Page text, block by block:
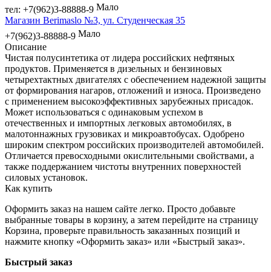
тел: +7(962)3-88888-9 Мало
Магазин Berimaslo №3, ул. Студенческая 35
+7(962)3-88888-9 Мало
Описание
Чистая полусинтетика от лидера российских нефтяных
продуктов. Применяется в дизельных и бензиновых
четырехтактных двигателях с обеспечением надежной защиты
от формирования нагаров, отложений и износа. Произведено
с применением высокоэффективных зарубежных присадок.
Может использоваться с одинаковым успехом в
отечественных и импортных легковых автомобилях, в
малотоннажных грузовиках и микроавтобусах. Одобрено
широким спектром российских производителей автомобилей.
Отличается превосходными окислительными свойствами, а
также поддержанием чистоты внутренних поверхностей
силовых установок.
Как купить
Оформить заказ на нашем сайте легко. Просто добавьте
выбранные товары в корзину, а затем перейдите на страницу
Корзина, проверьте правильность заказанных позиций и
нажмите кнопку «Оформить заказ» или «Быстрый заказ».
Быстрый заказ